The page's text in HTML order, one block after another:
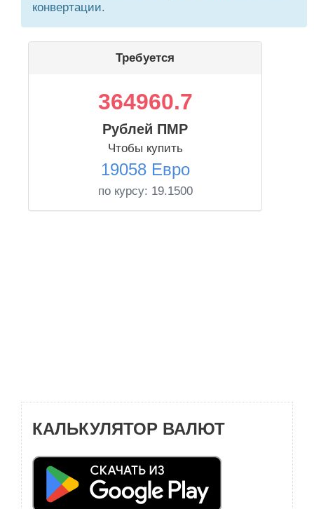
конвертации.
Требуется
364960.7
Рублей ПМР
Чтобы купить
19058 Евро
по курсу: 19.1500
КАЛЬКУЛЯТОР ВАЛЮТ